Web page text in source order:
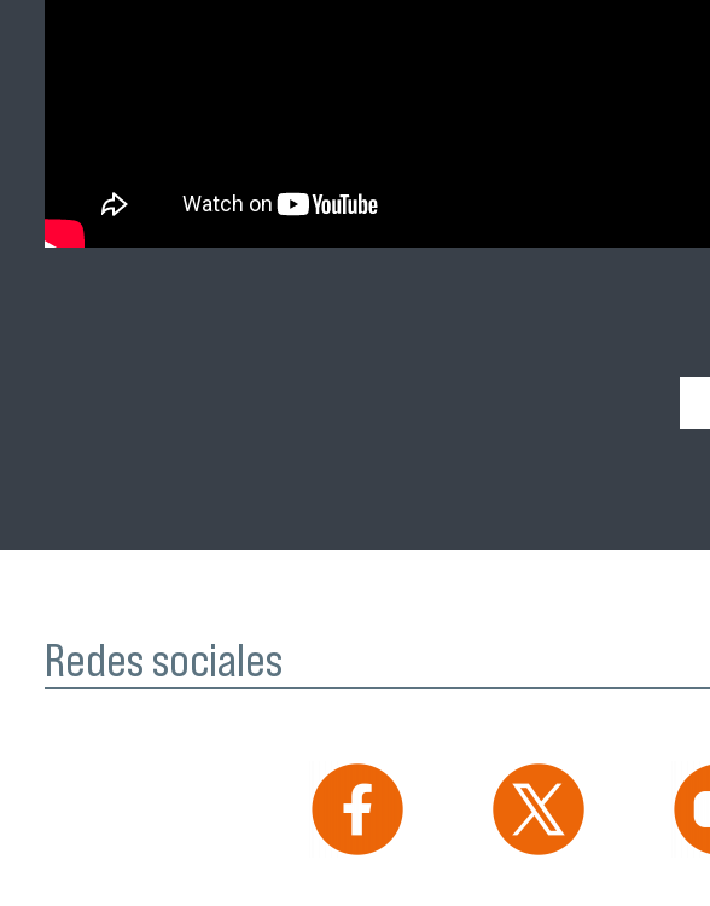
Redes sociales